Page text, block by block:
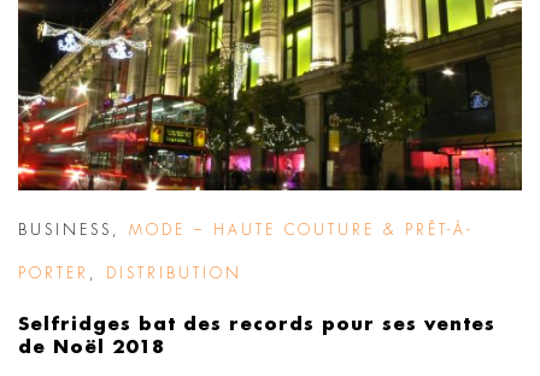
BUSINESS MODE – HAUTE COUTURE & PRÊT-À-
PORTER DISTRIBUTION
Selfridges bat des records pour ses ventes
de Noël 2018